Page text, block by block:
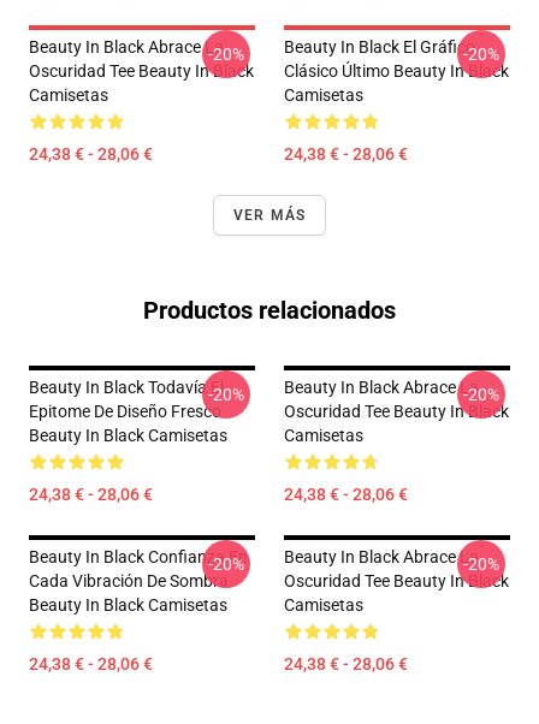
Beauty In Black Abrace La
Oscuridad Tee Beauty In Black
Camisetas
24,38 € - 28,06 €
-20%
Beauty In Black El Gráfico
Clásico Último Beauty In Black
Camisetas
24,38 € - 28,06 €
-20%
VER MÁS
Productos relacionados
Beauty In Black Todavía El
Epitome De Diseño Fresco
Beauty In Black Camisetas
24,38 € - 28,06 €
-20%
Beauty In Black Abrace La
Oscuridad Tee Beauty In Black
Camisetas
24,38 € - 28,06 €
-20%
Beauty In Black Confianza En
Cada Vibración De Sombra
Beauty In Black Camisetas
24,38 € - 28,06 €
-20%
Beauty In Black Abrace La
Oscuridad Tee Beauty In Black
Camisetas
24,38 € - 28,06 €
-20%